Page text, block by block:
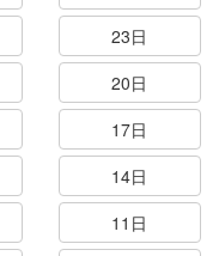
23日
20日
17日
14日
11日